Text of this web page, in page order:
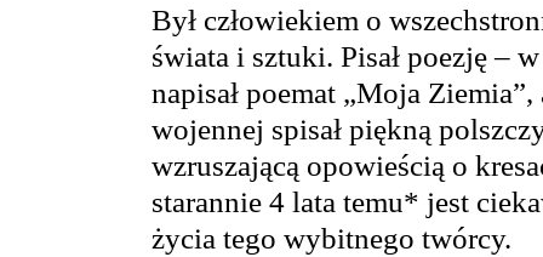
Był człowiekiem o
świata i sztuki. Pisał poezję –
napisał poemat „Moja
wojennej spisał piękną
wzruszającą opowieścią o
starannie 4 lata temu* jest
życia tego wybitnego twórcy.